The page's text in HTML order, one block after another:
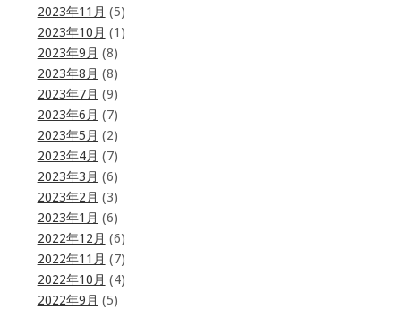
2023年11月 (5)
2023年10月 (1)
2023年9月 (8)
2023年8月 (8)
2023年7月 (9)
2023年6月 (7)
2023年5月 (2)
2023年4月 (7)
2023年3月 (6)
2023年2月 (3)
2023年1月 (6)
2022年12月 (6)
2022年11月 (7)
2022年10月 (4)
2022年9月 (5)